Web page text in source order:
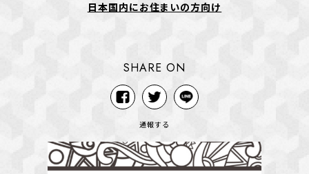
日本国内にお住まいの方向け
SHARE ON
通報する